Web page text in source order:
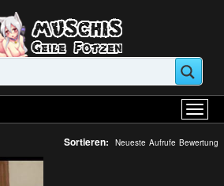
Sortieren: Neueste Aufrufe Bewertung